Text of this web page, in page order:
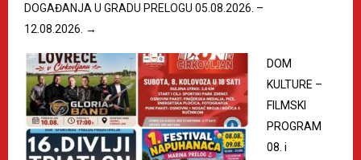
DOGAĐANJA U GRADU PRELOGU 05.08.2026. –
12.08.2026. →
DOM
KULTURE –
FILMSKI
PROGRAM
08. i